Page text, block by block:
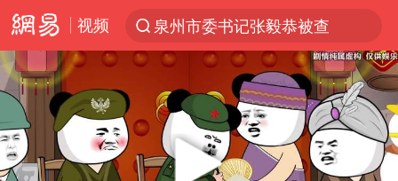
视频
泉州市委书记张毅恭被查
“电影+”如何激发千亿级消费新活力？
台风白海豚已进入24小时警戒线
全球首个长时储能一体化产业园量产
名创优品回应女子吐槽内裤质量差